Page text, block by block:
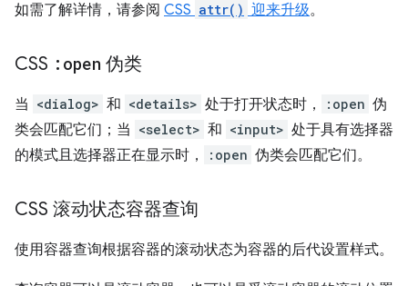
如需了解详情，请参阅 CSS attr() 迎来升级。
CSS :open 伪类
当 <dialog> 和 <details> 处于打开状态时， :open 伪
类会匹配它们；当 <select> 和 <input> 处于具有选择器
的模式且选择器正在显示时，
:open 伪类会匹配它们。
CSS 滚动状态容器查询
使用容器查询根据容器的滚动状态为容器的后代设置样式。